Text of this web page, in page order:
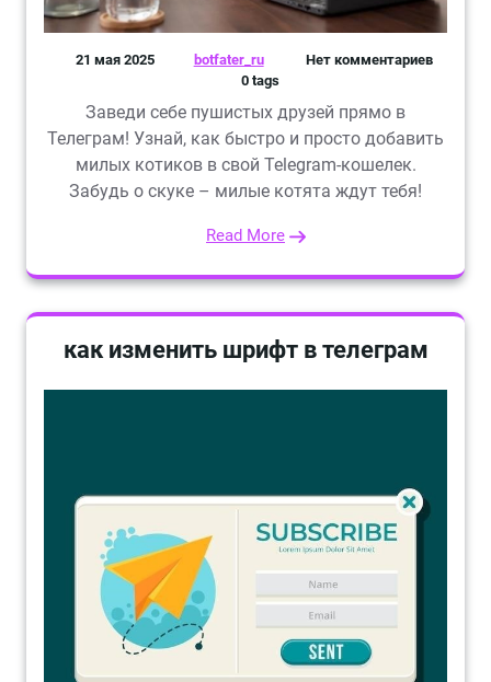
21 мая 2025 botfater_ru
Нет комментариев
0 tags
Заведи себе пушистых друзей прямо в
Телеграм! Узнай, как быстро и просто добавить
милых котиков в свой Telegram-кошелек.
Забудь о скуке – милые котята ждут тебя!
Read More
как изменить шрифт в телеграм